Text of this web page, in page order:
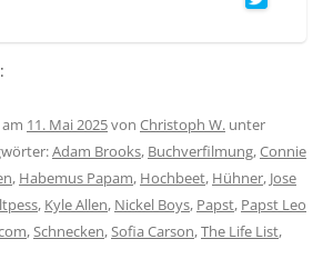
11. Mai 2025von Christoph W. unter
Adam Brooks, Buchverfilmung,Connie
, Habemus Papam, Hochbeet, Hühner, Jose
, Kyle Allen, Nickel Boys, Papst, Papst Leo
,Schnecken,Sofia Carson,The Life List,